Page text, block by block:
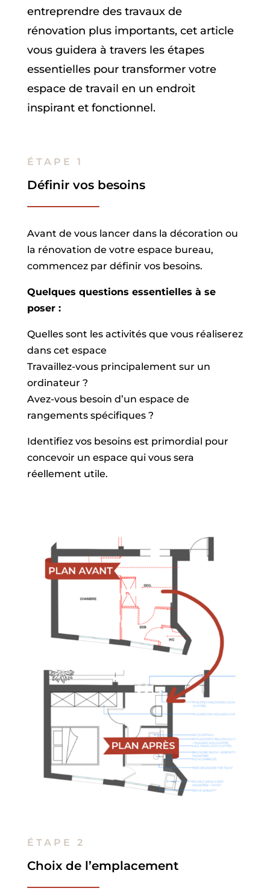
entreprendre des travaux de
rénovation plus importants, cet article
vous guidera à travers les étapes
essentielles pour transformer votre
espace de travail en un endroit
inspirant et fonctionnel.
ÉTAPE 1
Définir vos besoins
Avant de vous lancer dans la décoration ou
la rénovation de votre espace bureau,
commencez par définir vos besoins.
Quelques questions essentielles à se
poser :
Quelles sont les activités que vous réaliserez
dans cet espace
Travaillez-vous principalement sur un
ordinateur ?
Avez-vous besoin d’un espace de
rangements spécifiques ?
Identifiez vos besoins est primordial pour
concevoir un espace qui vous sera
réellement utile.
ÉTAPE 2
Choix de l’emplacement